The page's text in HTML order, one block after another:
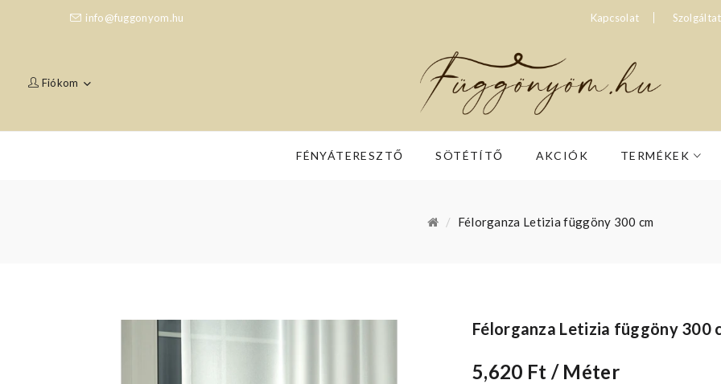
info@fuggonyom.hu Kapcsolat
Fiókom
FÉNYÁTERESZTŐ SÖTÉTÍTŐ AKCIÓK TERMÉKEK
Félorganza Letizia függöny 300 cm
Félorganza Letizia függöny 300
5,620 Ft / Méter